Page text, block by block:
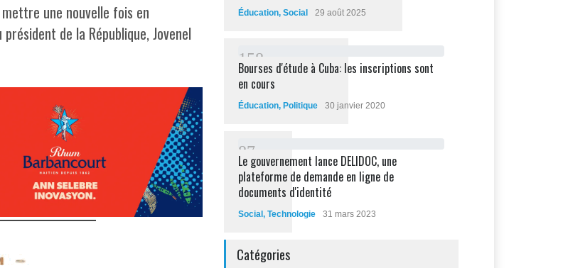
une nouvelle fois en
de la République, Jovenel
Éducation, Social 29 août 2025
1 58
Bourses d'étude à Cuba: les inscriptions sont
en cours
Éducation, Politique 30 janvier 2020
87
Le gouvernement lance DELIDOC, une
plateforme de demande en ligne de
documents d'identité
Social , Technologie 31 mars 2023
Catégories